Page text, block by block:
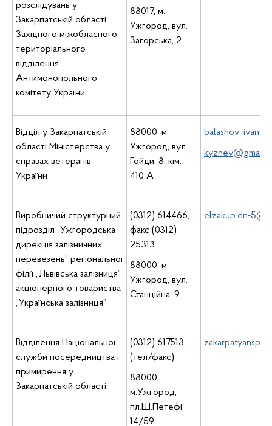
розслідувань у
Закарпатській області
Західного міжобласного
територіального
відділення
Антимонопольного
комітету України
88017, м.
Ужгород, вул.
Загорська, 2
Відділ у Закарпатській
області Міністерства у
справах ветеранів
України
88000, м.
Ужгород, вул.
Гойди, 8, кім.
410 А
Виробничий структурний
підрозділ „Ужгородська
дирекція залізничних
перевезень” регіональної
філії „Львівська залізниця”
акціонерного товариства
„Українська залізниця”
(0312) 614466,
факс (0312)
25313
88000, м.
Ужгород, вул.
Станційна, 9
elzakup.dn-
Відділення Національної
служби посередництва і
примирення у
Закарпатській області
(0312) 617513
(тел/факс)
88000,
м.Ужгород,
пл.Ш.Петефі,
14/59